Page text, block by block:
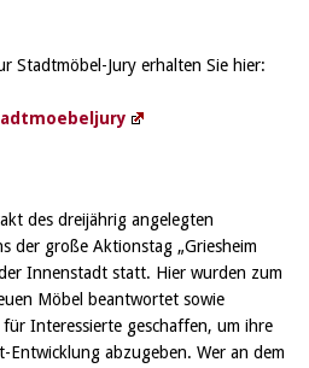
Stadtmöbel-Jury erhalten Sie hier:
des dreijährig angelegten
der große Aktionstag „Griesheim
Innenstadt statt. Hier wurden zum
Möbel beantwortet sowie
Interessierte geschaffen, um ihre
abzugeben. Wer an dem